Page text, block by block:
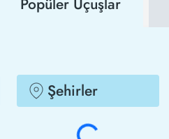
Popüler Uçuşlar
Şehirler